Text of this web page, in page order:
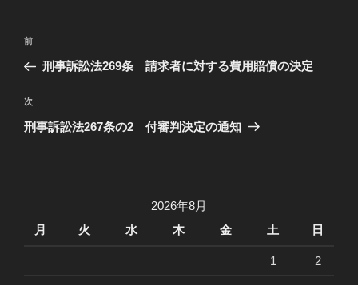
投
ビ
ゲ
過
去
投
稿
前
刑事訴訟法269条 請求者に対する費用賠償の決定
次
の
次
刑事訴訟法267条の2 付審判決定の通知
2026年8月
月
火 水 木 金 土 日
1 2